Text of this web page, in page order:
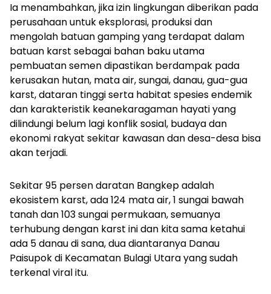
Ia menambahkan, jika izin lingkungan diberikan pada
perusahaan untuk eksplorasi, produksi dan
mengolah batuan gamping yang terdapat dalam
batuan karst sebagai bahan baku utama
pembuatan semen dipastikan berdampak pada
kerusakan hutan, mata air, sungai, danau, gua-gua
karst, dataran tinggi serta habitat spesies endemik
dan karakteristik keanekaragaman hayati yang
dilindungi belum lagi konflik sosial, budaya dan
ekonomi rakyat sekitar kawasan dan desa-desa bisa
akan terjadi.
Sekitar 95 persen daratan Bangkep adalah
ekosistem karst, ada 124 mata air, 1 sungai bawah
tanah dan 103 sungai permukaan, semuanya
terhubung dengan karst ini dan kita sama ketahui
ada 5 danau di sana, dua diantaranya Danau
Paisupok di Kecamatan Bulagi Utara yang sudah
terkenal viral itu.